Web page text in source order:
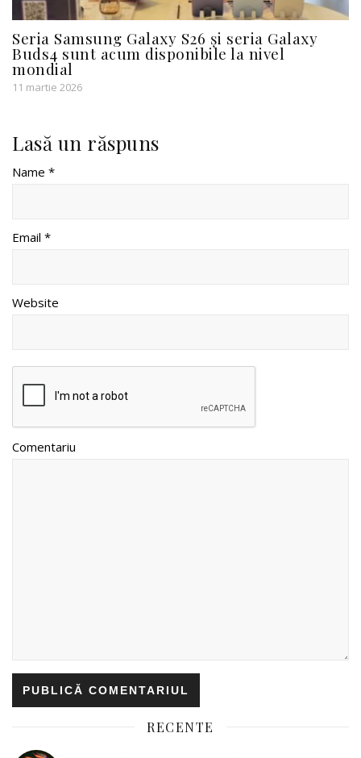
Seria Samsung Galaxy S26 și seria Galaxy
Buds4 sunt acum disponibile la nivel
mondial
11 martie 2026
Lasă un răspuns
Name *
Email *
Website
Comentariu
RECENTE